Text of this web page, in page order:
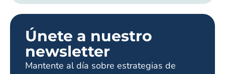
Únete a nuestro
newsletter
Mantente al día sobre estrategias de